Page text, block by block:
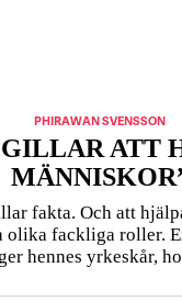
PHIRAWAN SVENSSON
ATT
fakta. Och att
fackliga roller.
hennes yrkeskår,